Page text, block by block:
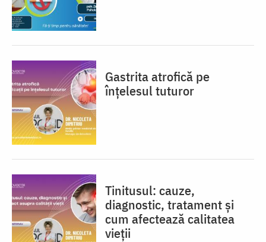
Gastrita atrofică pe
înțelesul tuturor
Tinitusul: cauze,
diagnostic, tratament și
cum afectează calitatea
vieții